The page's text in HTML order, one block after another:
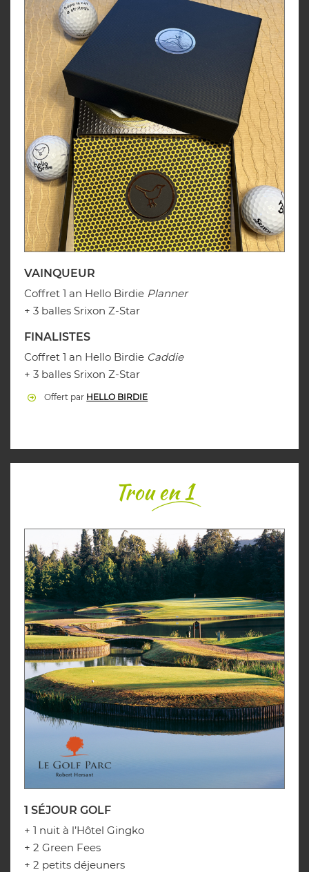
VAINQUEUR
Coffret 1 an Hello Birdie Planner
+ 3 balles Srixon Z-Star
FINALISTES
Coffret 1 an Hello Birdie Caddie
+ 3 balles Srixon Z-Star
Offert par HELLO BIRDIE
Trouen 1
1 SÉJOUR GOLF
+ 1 nuit à l’Hôtel Gingko
+ 2 Green Fees
+ 2 petits déjeuners